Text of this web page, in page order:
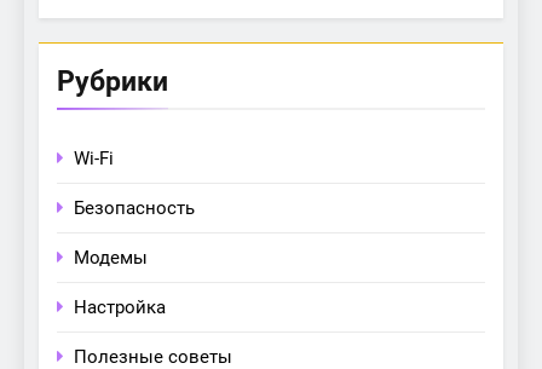
Рубрики
Wi-Fi
Безопасность
Модемы
Настройка
Полезные советы